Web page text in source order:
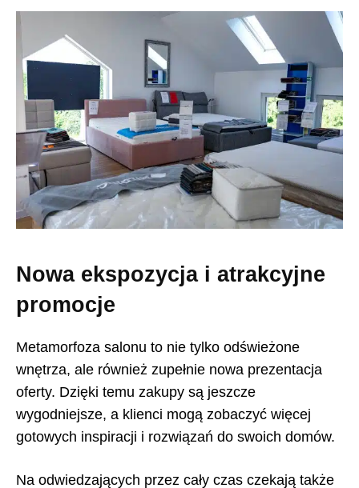
Nowa ekspozycja i atrakcyjne
promocje
Metamorfoza salonu to nie tylko odświeżone
wnętrza, ale również zupełnie nowa prezentacja
oferty. Dzięki temu zakupy są jeszcze
wygodniejsze, a klienci mogą zobaczyć więcej
gotowych inspiracji i rozwiązań do swoich domów.
Na odwiedzających przez cały czas czekają także